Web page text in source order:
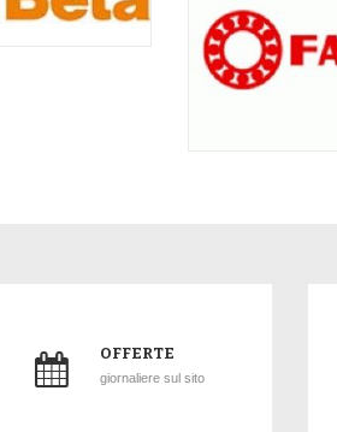
OFFERTE
giornaliere sul sito